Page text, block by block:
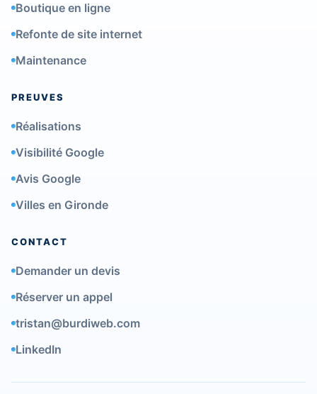
Boutique en ligne
Refonte de site internet
Maintenance
PREUVES
Réalisations
Visibilité Google
Avis Google
Villes en Gironde
CONTACT
Demander un devis
Réserver un appel
tristan@burdiweb.com
LinkedIn